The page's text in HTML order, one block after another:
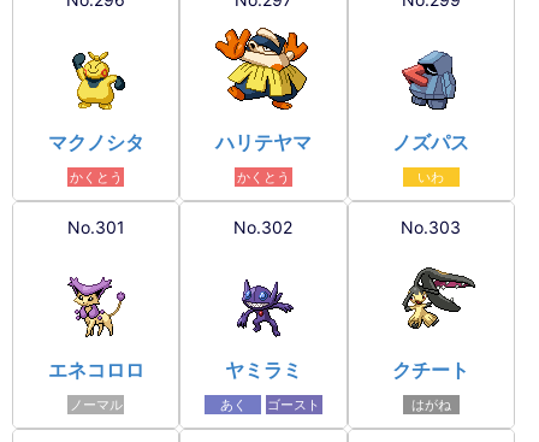
マクノシタ
かくとう
ハリテヤマ
かくとう
ノズパス
いわ
No.301
エネコロロ
ノーマル
No.302
ヤミラミ
あく ゴースト
No.303
クチート
はがね